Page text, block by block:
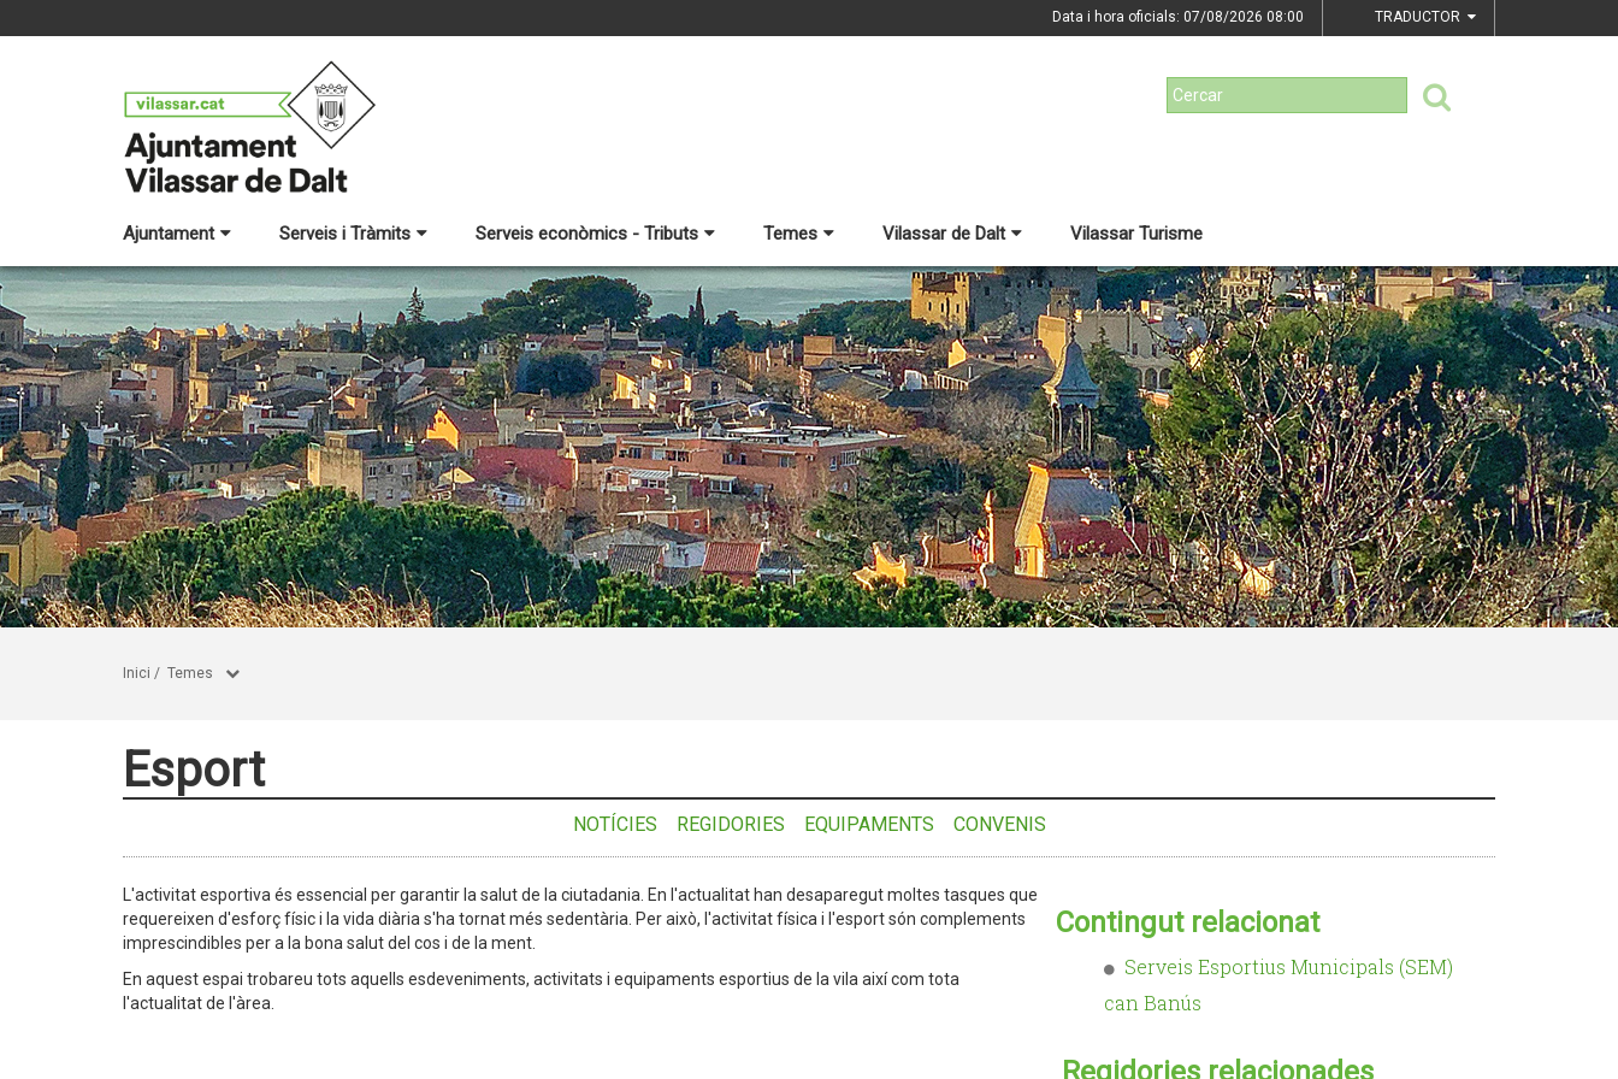
Data i hora oficials: 07/08/2026 08:00 TRADUCTOR
Ajuntament Serveis i Tràmits Serveis econòmics - Tributs Temes Vilassar de Dalt Vilassar Turisme
Inici / Temes
Esport
NOTÍCIES REGIDORIES EQUIPAMENTS CONVENIS
L'activitat esportiva és essencial per garantir la salut de la ciutadania. En l'actualitat han desaparegut moltes tasques que
requereixen d'esforç físic i la vida diària s'ha tornat més sedentària. Per això, l'activitat física i l'esport són complements
imprescindibles per a la bona salut del cos i de la ment.
En aquest espai trobareu tots aquells esdeveniments, activitats i equipaments esportius de la vila així com tota
l'actualitat de l'àrea.
Contingut relacionat
Serveis Esportius Municipals (SEM)
can Banús
Regidories relacionades